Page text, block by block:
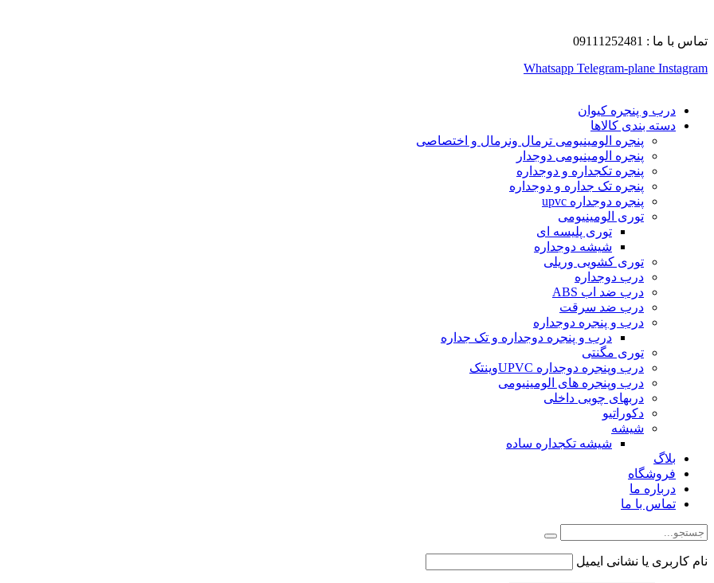
تماس با ما : 09111252481
Whatsapp Telegram-plane Instagram
درب و پنجره کیوان
دسته بندی کالاها
پنجره الومینیومی ترمال ونرمال و اختصاصی
پنجره الومینیومی دوجدار
پنجره تکجداره و دوجداره
پنجره تک جداره و دوجداره
پنجره دوجداره upvc
توری الومینیومی
توری پلیسه ای
شیشه دوجداره
توری کشویی وریلی
درب دوجداره
درب ضد اب ABS
درب ضد سرقت
درب و پنجره دوجداره
درب و پنجره دوجداره و تک جداره
توری مگنتی
درب وپنجره دوجداره UPVCوینتک
درب وپنجره های الومینیومی
دربهای چوبی داخلی
دکوراتیو
شیشه
شیشه تکجداره ساده
بلاگ
فروشگاه
درباره ما
تماس با ما
نام کاربری یا نشانی ایمیل